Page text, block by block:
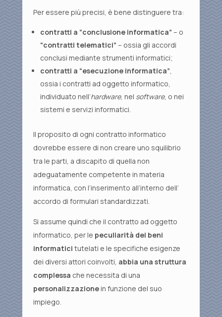
Per essere più precisi, è bene distinguere tra:
contratti a “conclusione informatica” – o
“contratti telematici” – ossia gli accordi
conclusi mediante strumenti informatici;
contratti a “esecuzione informatica”,
ossia i contratti ad oggetto informatico,
individuato nell’hardware, nel software, o nei
sistemi e servizi informatici.
Il proposito di ogni contratto informatico
dovrebbe essere di non creare uno squilibrio
tra le parti, a discapito di quella non
adeguatamente competente in materia
informatica, con l’inserimento all’interno dell’
accordo di formulari standardizzati.
Si assume quindi che il contratto ad oggetto
informatico, per le peculiarità dei beni
informatici tutelati e le specifiche esigenze
dei diversi attori coinvolti, abbia una struttura
complessa che necessita di una
personalizzazionein funzione del suo
impiego.